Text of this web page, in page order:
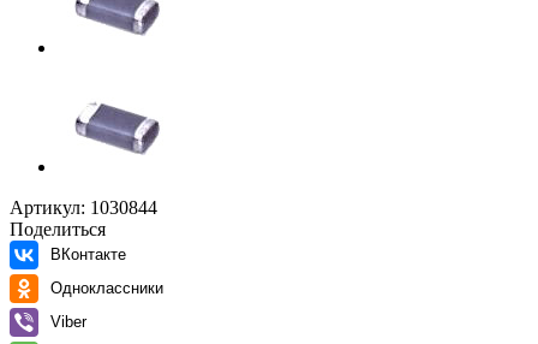
Артикул: 1030844
Поделиться
ВКонтакте
Одноклассники
Viber